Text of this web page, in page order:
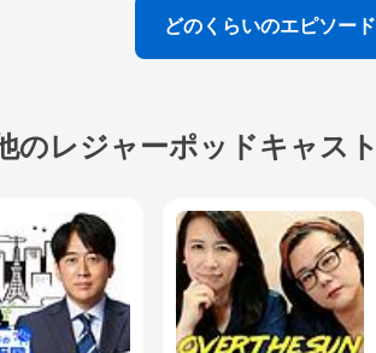
どのくらいのエピソード
のレジャーポッドキャスト